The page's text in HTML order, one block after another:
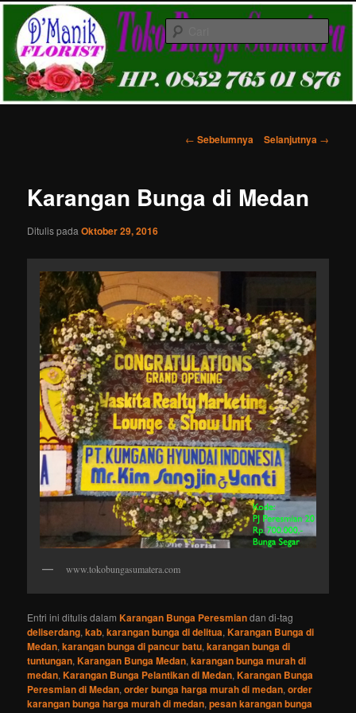
Langsung
konten
utamaToko Karangan Bunga Medan HP.
081361155843
Melayani Pemesanan karangan bunga papan ucapan di Kota Medan &
Gratis Ongkir
Cari
Navigasi
← Sebelumnya Selanjutnya →
Karangan Bunga di Medan
Ditulis padaOktober 29, 2016
www.tokobungasumatera.com
Entri ini ditulis dalamKarangan Bunga Peresmiandan di-tag
deliserdang,kab,karangan bunga di delitua,Karangan Bunga di
Medan,karangan bunga di pancur batu,karangan bunga di
tuntungan,Karangan Bunga Medan,karangan bunga murah di
medan,Karangan Bunga Pelantikan di Medan,Karangan Bunga
Peresmian di Medan,order bunga harga murah di medan,order
karangan bunga harga murah di medan,pesan karangan bunga